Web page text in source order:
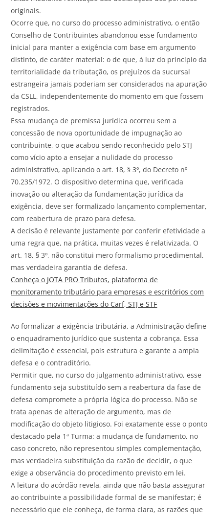
originais.
Ocorre que, no curso do processo administrativo, o então
Conselho de Contribuintes abandonou esse fundamento
inicial para manter a exigência com base em argumento
distinto, de caráter material: o de que, à luz do princípio da
territorialidade da tributação, os prejuízos da sucursal
estrangeira jamais poderiam ser considerados na apuração
da CSLL, independentemente do momento em que fossem
registrados.
Essa mudança de premissa jurídica ocorreu sem a
concessão de nova oportunidade de impugnação ao
contribuinte, o que acabou sendo reconhecido pelo STJ
como vício apto a ensejar a nulidade do processo
administrativo, aplicando o art. 18, § 3º, do Decreto nº
70.235/1972. O dispositivo determina que, verificada
inovação ou alteração da fundamentação jurídica da
exigência, deve ser formalizado lançamento complementar,
com reabertura de prazo para defesa.
A decisão é relevante justamente por conferir efetividade a
uma regra que, na prática, muitas vezes é relativizada. O
art. 18, § 3º, não constitui mero formalismo procedimental,
mas verdadeira garantia de defesa.
Conheça o JOTA PRO Tributos, plataforma de
monitoramento tributário para empresas e escritórios com
decisões e movimentações do Carf, STJ e STF
Ao formalizar a exigência tributária, a Administração define
o enquadramento jurídico que sustenta a cobrança. Essa
delimitação é essencial, pois estrutura e garante a ampla
defesa e o contraditório.
Permitir que, no curso do julgamento administrativo, esse
fundamento seja substituído sem a reabertura da fase de
defesa compromete a própria lógica do processo. Não se
trata apenas de alteração de argumento, mas de
modificação do objeto litigioso. Foi exatamente esse o ponto
destacado pela 1ª Turma: a mudança de fundamento, no
caso concreto, não representou simples complementação,
mas verdadeira substituição da razão de decidir, o que
exige a observância do procedimento previsto em lei.
A leitura do acórdão revela, ainda que não basta assegurar
ao contribuinte a possibilidade formal de se manifestar; é
necessário que ele conheça, de forma clara, as razões que